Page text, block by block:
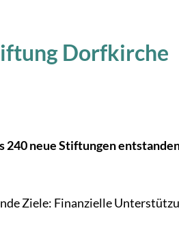
Dorfkirche
240 neue Stiftungen
Ziele: Finanzielle